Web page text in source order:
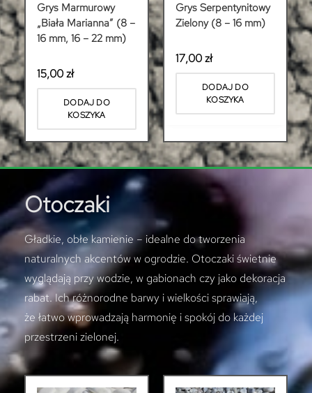
Grys Marmurowy
„Biała Marianna” (8 –
16 mm, 16 – 22 mm)
15,00zł
DODAJ DO
KOSZYKA
Grys Serpentynitowy
Zielony (8 – 16 mm)
17,00zł
DODAJ DO
KOSZYKA
Otoczaki
Gładkie, obłe kamienie – idealne do tworzenia
naturalnych akcentów w ogrodzie. Otoczaki świetnie
wyglądają przy wodzie, w gabionach czy jako dekoracja
rabat. Ich różnorodne barwy i wielkości sprawiają,
że łatwo wprowadzają harmonię i spokój do każdej
przestrzeni zielonej.